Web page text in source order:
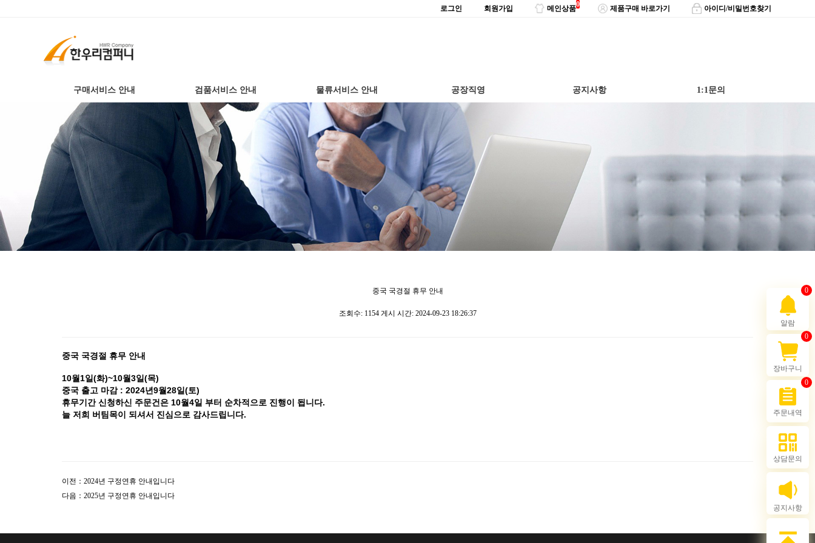
로그인 회원가입 메인상품0 제품구매 바로가기 아이디/비밀번호찾기
구매서비스 안내 검품서비스 안내 물류서비스 안내 공장직영 공지사항 1:1문의
중국 국경절 휴무 안내
조회수: 1154 게시 시간: 2024-09-23 18:26:37
중국 국경절 휴무 안내
10월1일(화)~10월3일(목)
중국 출고 마감 : 2024년9월28일(토)
휴무기간 신청하신 주문건은 10월4일 부터 순차적으로 진행이 됩니다.
늘 저희 버팀목이 되셔서 진심으로 감사드립니다.
이전： 2024년 구정연휴 안내입니다
다음： 2025년 구정연휴 안내입니다
알람
0
장바구니
0
주문내역
0
상담문의
공지사항